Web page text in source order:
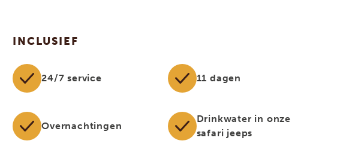
INCLUSIEF
24/7 service 11 dagen
Overnachtingen
Drinkwater in onze
safari jeeps